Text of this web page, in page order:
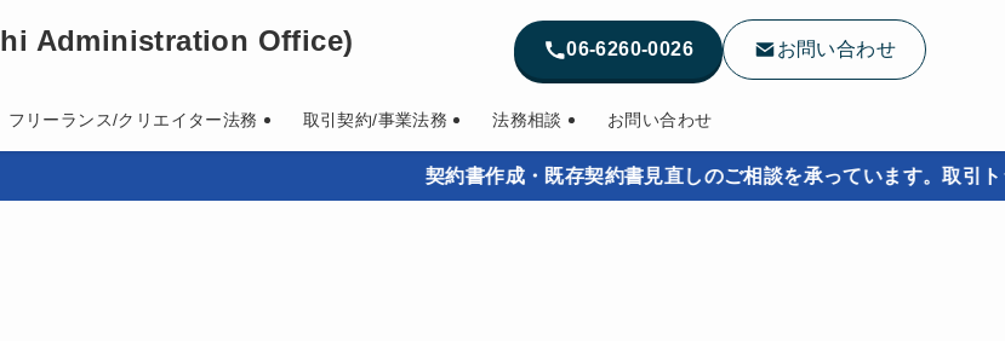
Administration Office)
フリーランス/クリエイター法務 取引契約/事業法務 法務相談 お問い合わせ
06-6260-0026 お問い合わせ
契約書作成・既存契約書見直しのご相談を承っています。取引トラ